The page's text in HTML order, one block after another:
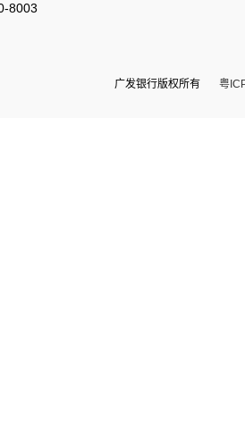
8003
广发银行版权所有 粤